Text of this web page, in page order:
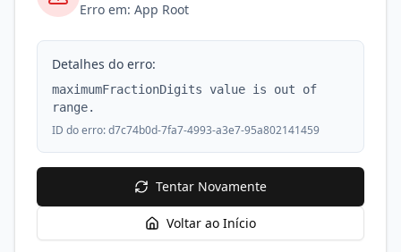
Erro em: App Root
Detalhes do erro:
maximumFractionDigits value is out of
range.
ID do erro:d7c74b0d-7fa7-4993-a3e7-95a802141459
Tentar Novamente
Voltar ao Início